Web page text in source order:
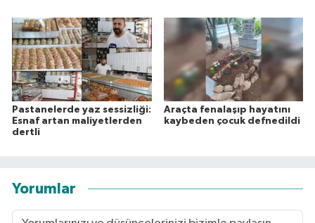
Pastanelerde yaz sessizliği:
Esnaf artan maliyetlerden
dertli
Araçta fenalaşıp hayatını
kaybeden çocuk defnedildi
Yorumlar